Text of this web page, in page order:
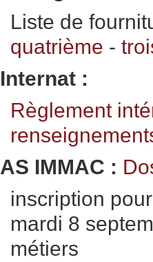
Liste de
quatrième -
Internat :
Règlement
AS IMMAC :
inscription
mardi 8
métiers